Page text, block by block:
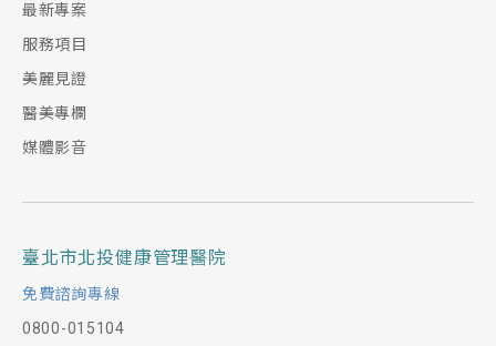
最新專案
服務項目
美麗見證
醫美專欄
媒體影音
臺北市北投健康管理醫院
免費諮詢專線
0800-015104